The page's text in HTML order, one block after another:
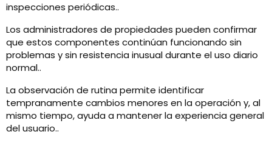
inspecciones periódicas..
Los administradores de propiedades pueden confirmar
que estos componentes continúan funcionando sin
problemas y sin resistencia inusual durante el uso diario
normal..
La observación de rutina permite identificar
tempranamente cambios menores en la operación y, al
mismo tiempo, ayuda a mantener la experiencia general
del usuario..